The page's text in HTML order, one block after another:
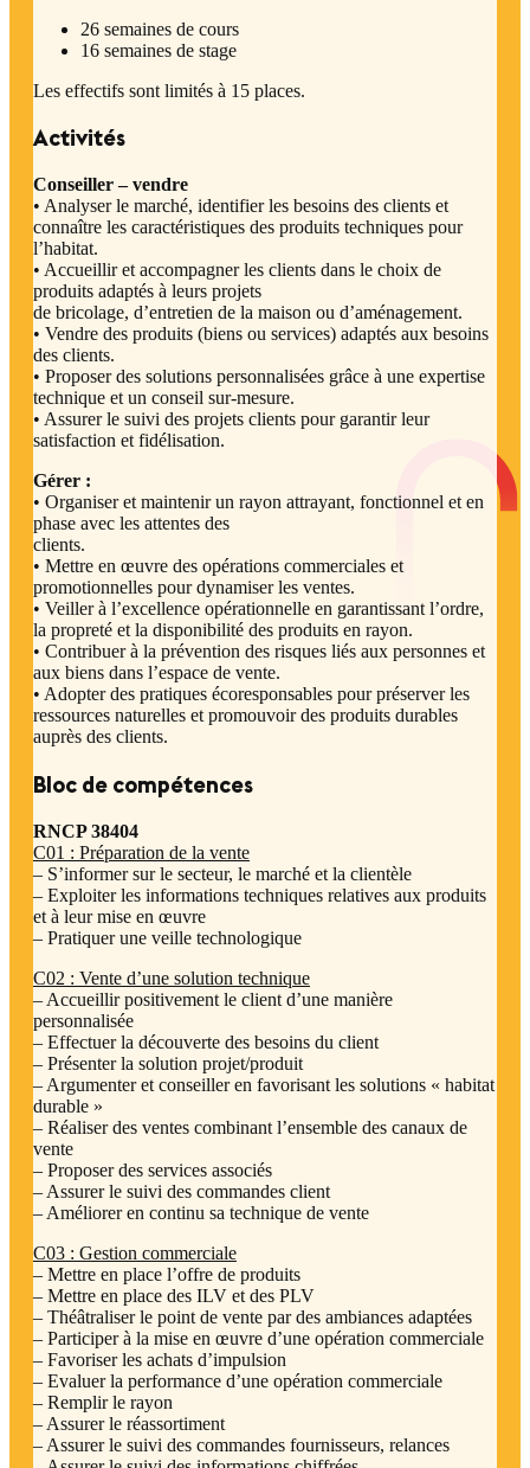
26 semaines de cours
16 semaines de stage
Les effectifs sont limités à 15 places.
Activités
Conseiller – vendre
• Analyser le marché, identifier les besoins des clients et
connaître les caractéristiques des produits techniques pour
l’habitat.
• Accueillir et accompagner les clients dans le choix de
produits adaptés à leurs projets
de bricolage, d’entretien de la maison ou d’aménagement.
• Vendre des produits (biens ou services) adaptés aux besoins
des clients.
• Proposer des solutions personnalisées grâce à une expertise
technique et un conseil sur-mesure.
• Assurer le suivi des projets clients pour garantir leur
satisfaction et fidélisation.
Gérer :
• Organiser et maintenir un rayon attrayant, fonctionnel et en
phase avec les attentes des
clients.
• Mettre en œuvre des opérations commerciales et
promotionnelles pour dynamiser les ventes.
• Veiller à l’excellence opérationnelle en garantissant l’ordre,
la propreté et la disponibilité des produits en rayon.
• Contribuer à la prévention des risques liés aux personnes et
aux biens dans l’espace de vente.
• Adopter des pratiques écoresponsables pour préserver les
ressources naturelles et promouvoir des produits durables
auprès des clients.
Bloc de compétences
RNCP 38404
C01 : Préparation de la vente
– S’informer sur le secteur, le marché et la clientèle
– Exploiter les informations techniques relatives aux produits
et à leur mise en œuvre
– Pratiquer une veille technologique
C02 : Vente d’une solution technique
– Accueillir positivement le client d’une manière
personnalisée
– Effectuer la découverte des besoins du client
– Présenter la solution projet/produit
– Argumenter et conseiller en favorisant les solutions « habitat
durable »
– Réaliser des ventes combinant l’ensemble des canaux de
vente
– Proposer des services associés
– Assurer le suivi des commandes client
– Améliorer en continu sa technique de vente
C03 : Gestion commerciale
– Mettre en place l’offre de produits
– Mettre en place des ILV et des PLV
– Théâtraliser le point de vente par des ambiances adaptées
– Participer à la mise en œuvre d’une opération commerciale
– Favoriser les achats d’impulsion
– Evaluer la performance d’une opération commerciale
– Remplir le rayon
– Assurer le réassortiment
– Assurer le suivi des commandes fournisseurs, relances